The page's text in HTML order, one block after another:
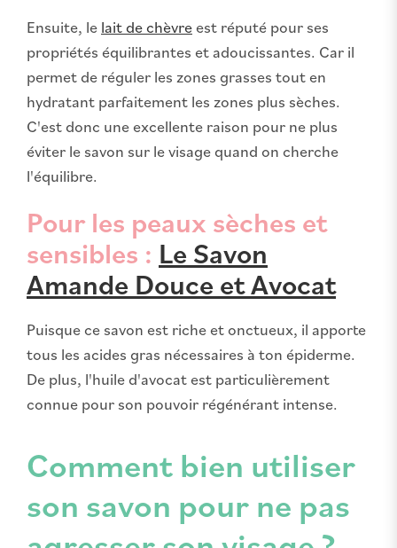
Ensuite, le lait de chèvreest réputé pour ses
propriétés équilibrantes et adoucissantes. Car il
permet de réguler les zones grasses tout en
hydratant parfaitement les zones plus sèches.
C'est donc une excellente raison pour ne plus
éviter le savon sur le visage quand on cherche
l'équilibre.
Pour les peaux sèches et
sensibles : Le Savon
Amande Douce et Avocat
Puisque ce savon est riche et onctueux, il apporte
tous les acides gras nécessaires à ton épiderme.
De plus, l'huile d'avocat est particulièrement
connue pour son pouvoir régénérant intense.
Comment bien utiliser
son savon pour ne pas